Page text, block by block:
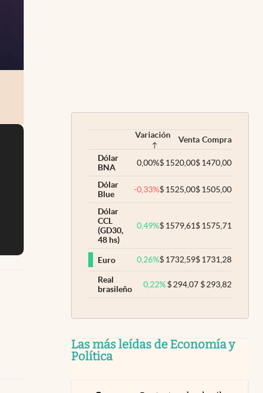
Variación Venta Compra
Dólar
BNA
0,00%$1520,00$1470,00
Dólar
Blue
-0,33%$1525,00$1505,00
Dólar
CCL
(GD30,
48 hs)
0,49%$1579,61$1575,71
Euro 0,26%$1732,59$1731,28
Real
brasileño
0,22% $294,07 $293,82
Las más leídas de Economía y
Política